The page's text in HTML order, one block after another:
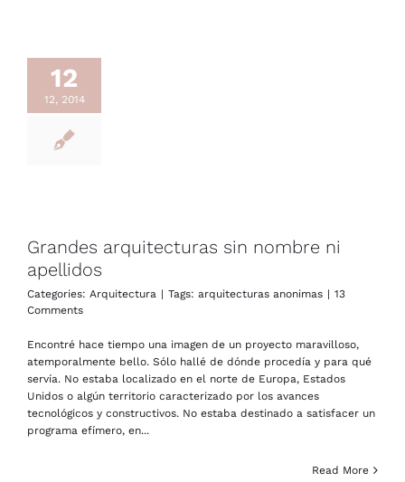
12
12, 2014
Grandes arquitecturas sin nombre ni
apellidos
Categories: Arquitectura | Tags: arquitecturas anonimas | 13
Comments
Encontré hace tiempo una imagen de un proyecto maravilloso,
atemporalmente bello. Sólo hallé de dónde procedía y para qué
servía. No estaba localizado en el norte de Europa, Estados
Unidos o algún territorio caracterizado por los avances
tecnológicos y constructivos. No estaba destinado a satisfacer un
programa efímero, en...
Read More